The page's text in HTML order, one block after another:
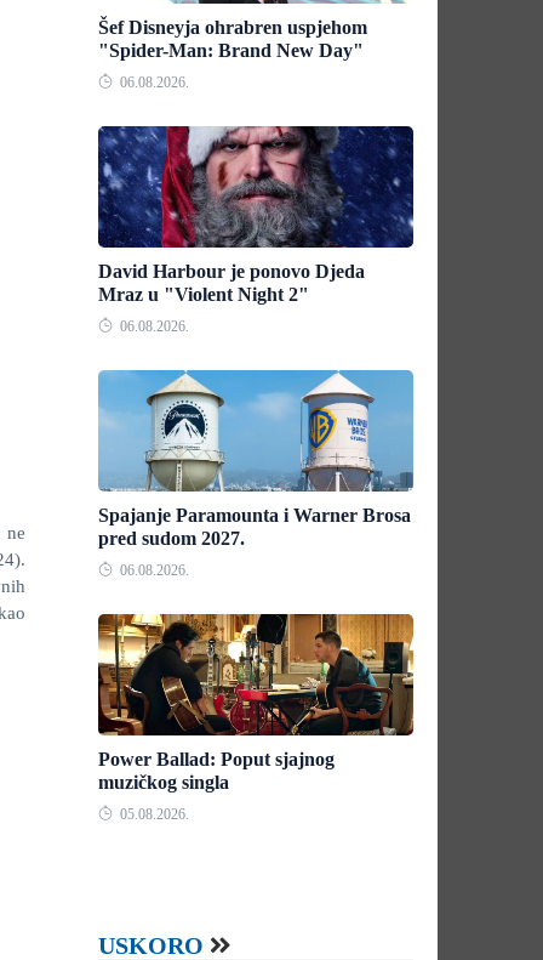
ne
Šef Disneyja ohrabren uspjehom
"Spider-Man: Brand New Day"
06.08.2026.
David Harbour je ponovo Djeda
Mraz u "Violent Night 2"
06.08.2026.
Spajanje Paramounta i Warner Brosa
pred sudom 2027.
06.08.2026.
Power Ballad: Poput sjajnog
muzičkog singla
05.08.2026.
USKORO